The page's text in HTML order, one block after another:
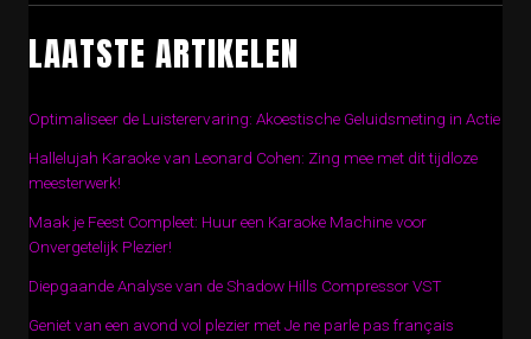
LAATSTE ARTIKELEN
Optimaliseer de Luisterervaring: Akoestische Geluidsmeting in Actie
Hallelujah Karaoke van Leonard Cohen: Zing mee met dit tijdloze
meesterwerk!
Maak je Feest Compleet: Huur een Karaoke Machine voor
Onvergetelijk Plezier!
Diepgaande Analyse van de Shadow Hills Compressor VST
Geniet van een avond vol plezier met Je ne parle pas français